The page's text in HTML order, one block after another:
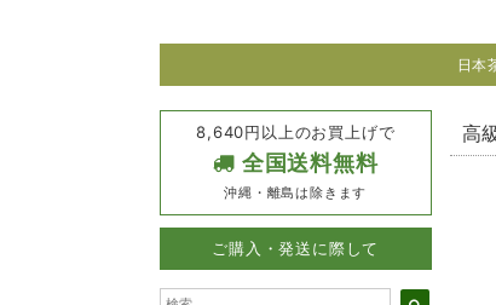
日本
8,640円以上のお買上げで
全国送料無料
沖縄・離島は除きます
ご購入・発送に際して
高